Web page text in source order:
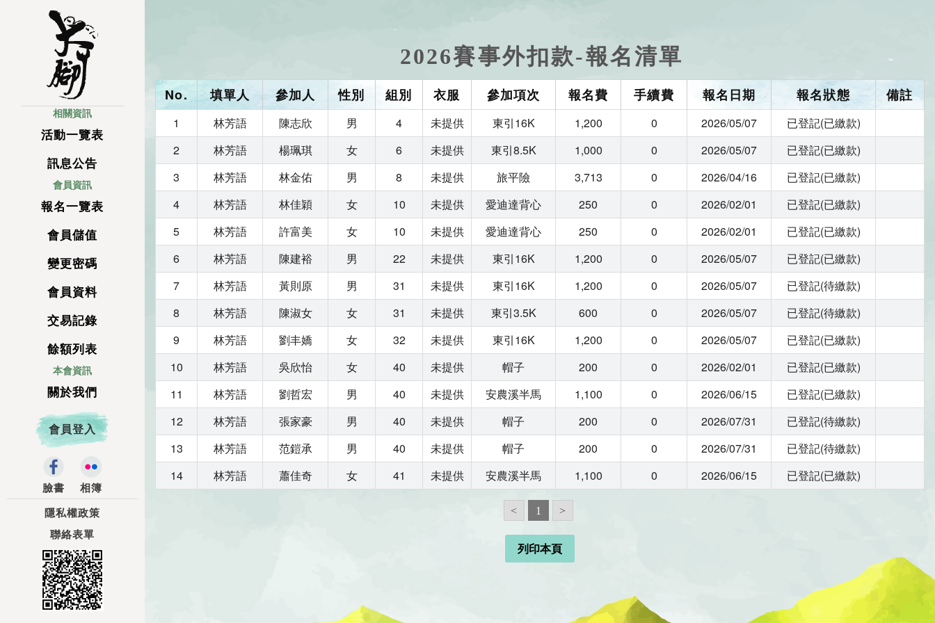
相關資訊
活動一覽表
訊息公告
會員資訊
報名一覽表
會員儲值
變更密碼
會員資料
交易記錄
餘額列表
本會資訊
關於我們
會員登入
臉書 相簿
隱私權政策
聯絡表單
2026賽事外扣款-報名清單
No. 填單人 參加人 性別 組別 衣服 參加項次 報名費 手續費 報名日期 報名狀態 備註
1 林芳語 陳志欣 男 4 未提供 東引16K 1,200 0 2026/05/07
已登記(已繳款)
2
林芳語 楊珮琪 女 6 未提供 東引8.5K 1,000 0 2026/05/07
已登記(已繳款)
3
林芳語 林金佑 男 8 未提供 旅平險 3,713 0 2026/04/16
已登記(已繳款)
4
林芳語 林佳穎 女 10 未提供 愛迪達背心 250 0 2026/02/01
已登記(已繳款)
5
林芳語 許富美 女 10 未提供 愛迪達背心 250 0 2026/02/01
已登記(已繳款)
6
林芳語 陳建裕 男 22 未提供 東引16K 1,200 0 2026/05/07
已登記(已繳款)
7
林芳語 黃則原 男 31 未提供 東引16K 1,200 0 2026/05/07
已登記(待繳款)
8
林芳語 陳淑女 女 31 未提供 東引3.5K 600 0 2026/05/07
已登記(待繳款)
9
林芳語 劉丰嬌 女 32 未提供 東引16K 1,200 0 2026/05/07
已登記(已繳款)
10
林芳語 吳欣怡 女 40 未提供 帽子 200 0 2026/02/01
已登記(已繳款)
11
林芳語 劉哲宏 男 40 未提供 安農溪半馬 1,100 0 2026/06/15
已登記(已繳款)
12
林芳語 張家豪 男 40 未提供 帽子 200 0 2026/07/31
已登記(待繳款)
13
林芳語 范鎧承 男 40 未提供 帽子 200 0 2026/07/31
已登記(待繳款)
14
林芳語 蕭佳奇 女 41 未提供 安農溪半馬 1,100 0 2026/06/15 已登記(已繳款)
< 1 >
列印本頁